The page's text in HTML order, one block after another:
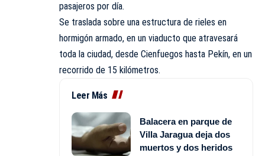
pasajeros por día.
Se traslada sobre una estructura de rieles en
hormigón armado, en un viaducto que atravesará
toda la ciudad, desde Cienfuegos hasta Pekín, en un
recorrido de 15 kilómetros.
Leer Más
Balacera en parque de
Villa Jaragua deja dos
muertos y dos heridos